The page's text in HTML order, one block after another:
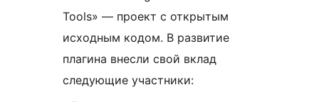
Tools» — проект с открытым
исходным кодом. В развитие
плагина внесли свой вклад
следующие участники: